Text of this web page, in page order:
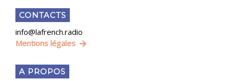
CONTACTS
info@lafrench.radio
Mentions légales
A PROPOS